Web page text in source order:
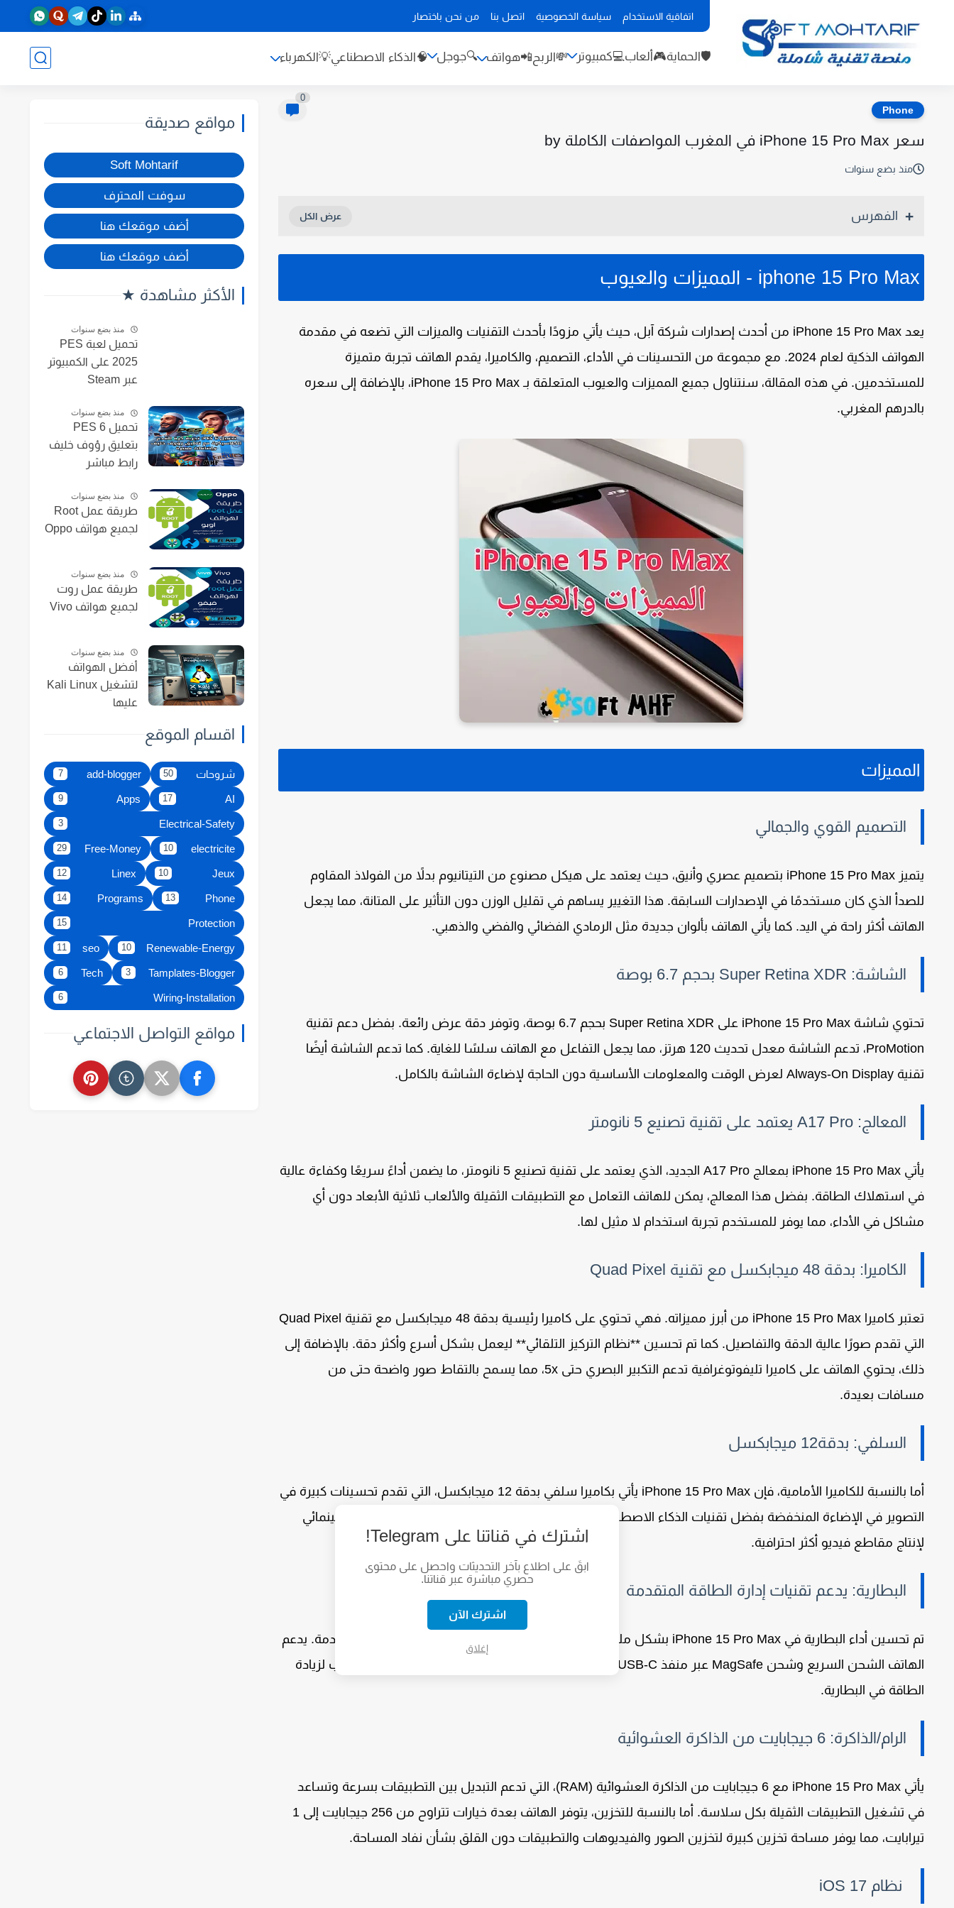
اتفاقية الاستخدام سياسة الخصوصية اتصل بنا من نحن باختصار
🛡️الحماية🎮ألعاب 💻كمبيوتر 💸الربح📲هواتف 🔍جوجل 🧠الذكاء الاصطناعي💡الكهرباء
Phone
0
سعر iPhone 15 Pro Max في المغرب المواصفات الكاملة by
منذ بضع سنوات
الفهرس
iphone 15 Pro Max - المميزات والعيوب
يعد iPhone 15 Pro Max من أحدث إصدارات شركة آبل، حيث يأتي مزودًا بأحدث التقنيات والميزات التي تضعه في مقدمة
الهواتف الذكية لعام 2024. مع مجموعة من التحسينات في الأداء، التصميم، والكاميرا، يقدم الهاتف تجربة متميزة
للمستخدمين. في هذه المقالة، سنتناول جميع المميزات والعيوب المتعلقة بـ iPhone 15 Pro Max، بالإضافة إلى سعره
بالدرهم المغربي.
المميزات
التصميم القوي والجمالي
يتميز iPhone 15 Pro Max بتصميم عصري وأنيق، حيث يعتمد على هيكل مصنوع من التيتانيوم بدلاً من الفولاذ المقاوم
للصدأ الذي كان مستخدمًا في الإصدارات السابقة. هذا التغيير يساهم في تقليل الوزن دون التأثير على المتانة، مما يجعل
الهاتف أكثر راحة في اليد. كما يأتي الهاتف بألوان جديدة مثل الرمادي الفضائي والفضي والذهبي.
الشاشة: Super Retina XDR بحجم 6.7 بوصة
تحتوي شاشة iPhone 15 Pro Max على Super Retina XDR بحجم 6.7 بوصة
، وتوفر دقة عرض رائعة. بفضل دعم تقنية
ProMotion، تدعم الشاشة معدل تحديث 120 هرتز
، مما يجعل التفاعل مع الهاتف سلسًا للغاية. كما تدعم الشاشة أيضًا
تقنية Always-On Display لعرض الوقت والمعلومات الأساسية دون الحاجة لإضاءة الشاشة بالكامل.
المعالج: A17 Pro يعتمد على تقنية تصنيع 5 نانومتر
يأتي iPhone 15 Pro Max بمعالج A17 Pro الجديد، الذي يعتمد على تقنية تصنيع 5 نانومتر
، ما يضمن أداءً سريعًا وكفاءة عالية
في استهلاك الطاقة. بفضل هذا المعالج، يمكن للهاتف التعامل مع التطبيقات الثقيلة والألعاب ثلاثية الأبعاد دون أي
مشاكل في الأداء، مما يوفر للمستخدم تجربة استخدام لا مثيل لها.
الكاميرا: بدقة 48 ميجابكسل مع تقنية Quad Pixel
تعتبر كاميرا iPhone 15 Pro Max من أبرز مميزاته. فهي تحتوي على كاميرا رئيسية بدقة 48 ميجابكسل مع تقنية Quad Pixel
التي تقدم صورًا عالية الدقة والتفاصيل. كما تم تحسين **نظام التركيز التلقائي** ليعمل بشكل أسرع وأكثر دقة. بالإضافة إلى
ذلك، يحتوي الهاتف على كاميرا تليفوتوغرافية تدعم التكبير البصري حتى 5x
، مما يسمح بالتقاط صور واضحة حتى من
مسافات بعيدة.
السلفي: بدقة12 ميجابكسل
أما بالنسبة للكاميرا الأمامية، فإن iPhone 15 Pro Max يأتي بكاميرا سلفي بدقة 12 ميجابكسل
، التي تقدم تحسينات كبيرة في
التصوير في الإضاءة المنخفضة بفضل تقنيات الذكاء الاصطناعي. كما تدعم الكاميرا الأمامية التصوير في
الوضع السينمائي
لإنتاج مقاطع فيديو أكثر احترافية.
البطارية: يدعم تقنيات إدارة الطاقة المتقدمة
تم تحسين أداء البطارية في iPhone 15 Pro Max بشكل ملحوظ بفضل المعالج الجديد وتقنيات إدارة الطاقة المتقدمة. يدعم
الهاتف الشحن السريع وشحن MagSafe عبر منفذ USB-C ، مما يسهل عملية الشحن ويقلل من الوقت المطلوب لزيادة
الطاقة في البطارية.
الرام/الذاكرة: 6 جيجابايت من الذاكرة العشوائية
يأتي iPhone 15 Pro Max مع 6 جيجابايت من الذاكرة العشوائية (RAM)
، التي تدعم التبديل بين التطبيقات بسرعة وتساعد
في تشغيل التطبيقات الثقيلة بكل سلاسة. أما بالنسبة للتخزين، يتوفر الهاتف بعدة خيارات تتراوح من 256 جيجابايت إلى 1
تيرابايت، مما يوفر مساحة تخزين كبيرة لتخزين الصور والفيديوهات والتطبيقات دون القلق بشأن نفاد المساحة.
نظام iOS 17
مواقع صديقة
Soft Mohtarif
سوفت المحترف
أضف موقعك هنا
أضف موقعك هنا
الأكثر مشاهدة ★
منذ بضع سنوات
تحميل لعبة PES
2025 على الكمبيوتر
عبر Steam
منذ بضع سنوات
تحميل PES 6
بتعليق رؤوف خليف
رابط مباشر
منذ بضع سنوات
طريقة عمل Root
لجميع هواتف Oppo
منذ بضع سنوات
طريقة عمل روت
لجميع هواتف Vivo
منذ بضع سنوات
أفضل الهواتف
لتشغيل Kali Linux
عليها
اقسام الموقع
شروحات 50
add-blogger
7
AI
17
Apps
9
Electrical-Safety
3
electricite
10
Free-Money
29
Jeux
10
Linex
12
Phone
13
Programs
14
Protection
15
Renewable-Energy
10
seo
11
Tamplates-Blogger
3
Tech
6
Wiring-Installation
6
مواقع التواصل الاجتماعي
اشترك في قناتنا على Telegram!
ابقَ على اطلاع بآخر التحديثات واحصل على محتوى
حصري مباشرة عبر قناتنا.
اشترك الآن
إغلاق